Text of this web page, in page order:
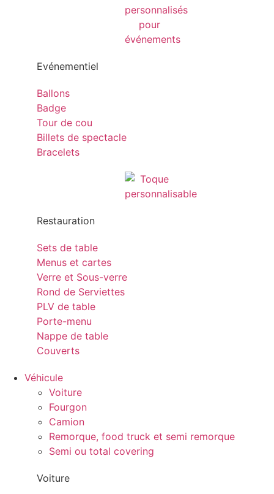
Evénementiel
Ballons
Badge
Tour de cou
Billets de spectacle
Bracelets
Restauration
Sets de table
Menus et cartes
Verre et Sous-verre
Rond de Serviettes
PLV de table
Porte-menu
Nappe de table
Couverts
Véhicule
Voiture
Fourgon
Camion
Remorque, food truck et semi remorque
Semi ou total covering
Voiture